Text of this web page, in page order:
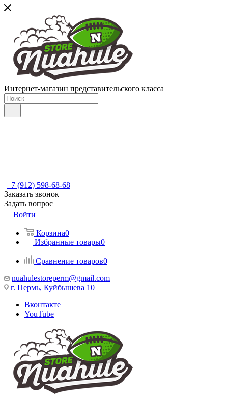
Интернет-магазин представительского класса
+7 (912) 598-68-68
Заказать звонок
Задать вопрос
Войти
Корзина0
Избранные товары0
Сравнение товаров0
nuahulestoreperm@gmail.com
г. Пермь, Куйбышева 10
Вконтакте
YouTube